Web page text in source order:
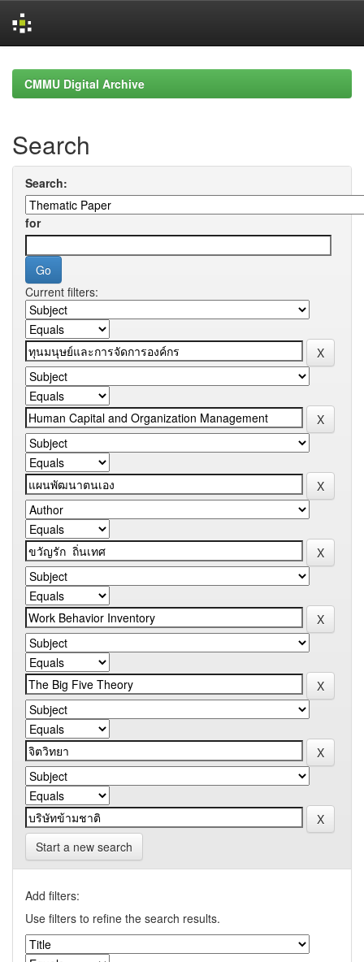
navigationCMMU Digital Archive
Search
Search:
for
Current filters:
Start a new search
Add filters:
Use filters to refine the search results.